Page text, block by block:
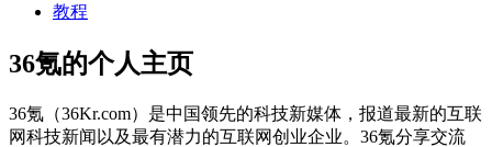
教程
36氪的个人主页
36氪（36Kr.com）是中国领先的科技新媒体，报道最新的互联
网科技新闻以及最有潜力的互联网创业企业。36氪分享交流